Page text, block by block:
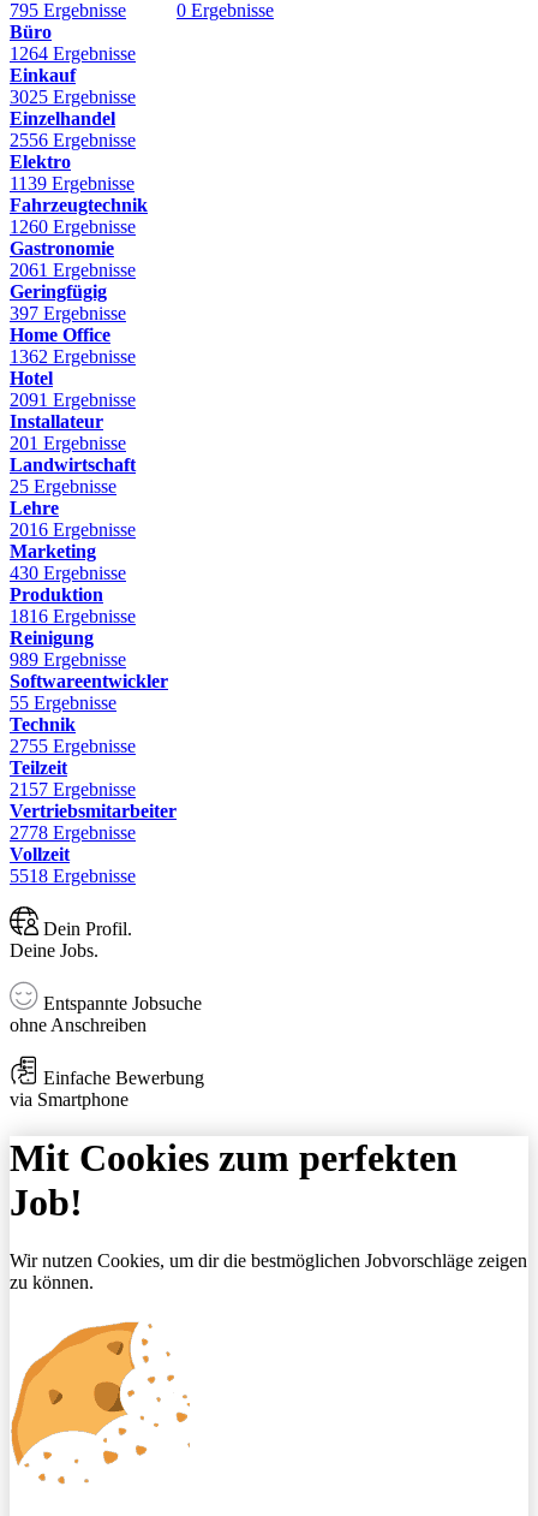
795 Ergebnisse
Büro
1264 Ergebnisse
Einkauf
3025 Ergebnisse
Einzelhandel
2556 Ergebnisse
Elektro
1139 Ergebnisse
Fahrzeugtechnik
1260 Ergebnisse
Gastronomie
2061 Ergebnisse
Geringfügig
397 Ergebnisse
Home Office
1362 Ergebnisse
Hotel
2091 Ergebnisse
Installateur
201 Ergebnisse
Landwirtschaft
25 Ergebnisse
Lehre
2016 Ergebnisse
Marketing
430 Ergebnisse
Produktion
1816 Ergebnisse
Reinigung
989 Ergebnisse
Softwareentwickler
55 Ergebnisse
Technik
2755 Ergebnisse
Teilzeit
2157 Ergebnisse
Vertriebsmitarbeiter
2778 Ergebnisse
Vollzeit
5518 Ergebnisse
0 Ergebnisse
Dein Profil.
Deine Jobs.
Entspannte Jobsuche
ohne Anschreiben
Einfache Bewerbung
via Smartphone
Mit Cookies zum perfekten
Job!
Wir nutzen Cookies, um dir die bestmöglichen Jobvorschläge zeigen
zu können.